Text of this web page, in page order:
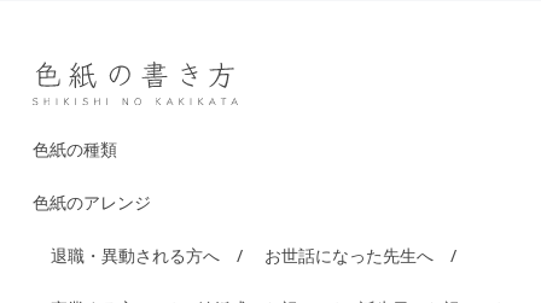
色紙の種類
色紙のアレンジ
退職・異動される方へ お世話になった先生へ